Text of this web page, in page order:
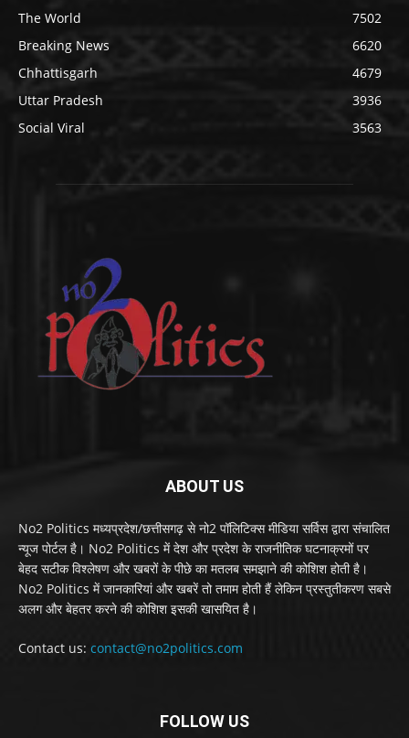
The World
7502
Breaking News
6620
Chhattisgarh
4679
Uttar Pradesh
3936
Social Viral
3563
ABOUT US
No2 Politics मध्यप्रदेश/छत्तीसगढ़ से नो2 पॉलिटिक्स मीडिया सर्विस द्वारा संचालित
न्यूज पोर्टल है। No2 Politics में देश और प्रदेश के राजनीतिक घटनाक्रमों पर
बेहद सटीक विश्लेषण और खबरों के पीछे का मतलब समझाने की कोशिश होती है।
No2 Politics में जानकारियां और खबरें तो तमाम होती हैं लेकिन प्रस्तुतीकरण सबसे
अलग और बेहतर करने की कोशिश इसकी खासयित है।
Contact us: contact@no2politics.com
FOLLOW US